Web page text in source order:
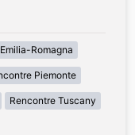
Romagna
Piemonte
Rencontre Tuscany